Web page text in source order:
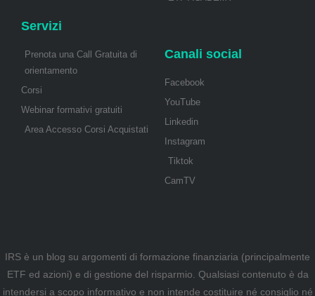
Servizi
Prenota una Call Gratuita di
orientamento
Corsi
Webinar formativi gratuiti
Area Accesso Corsi Acquistati
Canali social
Facebook
YouTube
Linkedin
Instagram
Tiktok
CamTV
IRS è un blog su argomenti di formazione finanziaria (principalmente
ETF ed azioni) e di gestione del risparmio. Qualsiasi contenuto è da
intendersi a scopo informativo e non intende costituire né consiglio né